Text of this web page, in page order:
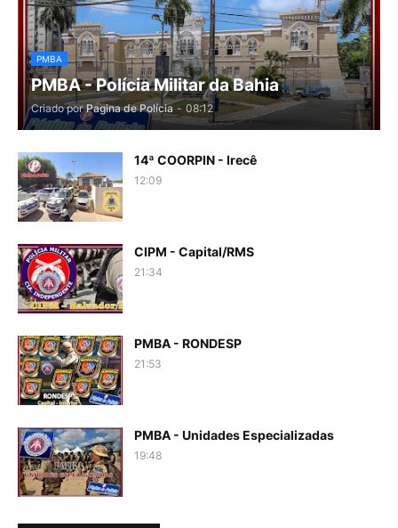
PMBA
PMBA - Polícia Militar da Bahia
Criado por Pagina de Polícia - 08:12
14ª COORPIN - Irecê
12:09
CIPM - Capital/RMS
21:34
PMBA - RONDESP
21:53
PMBA - Unidades Especializadas
19:48